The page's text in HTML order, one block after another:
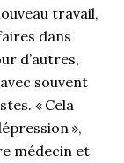
travail,
dans
d’autres,
souvent
« Cela
»,
médecin et